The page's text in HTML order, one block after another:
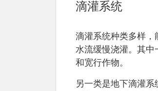
滴灌系统
滴灌系统种类多样
水流缓慢浇灌。其
和宽行作物。
另一类是地下滴灌